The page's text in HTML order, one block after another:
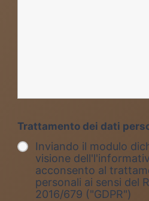
Trattamento dei dati
Inviando il modulo
visione
acconsento al
personali ai sensi del
2016/679 ("GDPR")